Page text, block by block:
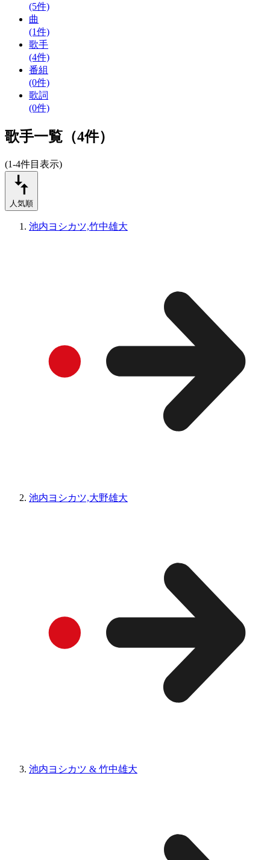
(5件)
曲
(1件)
歌手
(4件)
番組
(0件)
歌詞
(0件)
歌手一覧（4件）
(1-4件目表示)
人気順
池内ヨシカツ,竹中雄大
池内ヨシカツ,大野雄大
池内ヨシカツ & 竹中雄大